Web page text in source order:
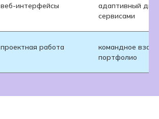
веб-интерфейсы
адаптивный
сервисами
проектная работа
командное
портфолио